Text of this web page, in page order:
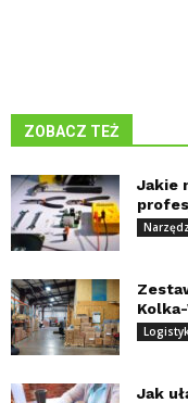
ZOBACZ TEŻ
Jakie
Kolka-
Jak